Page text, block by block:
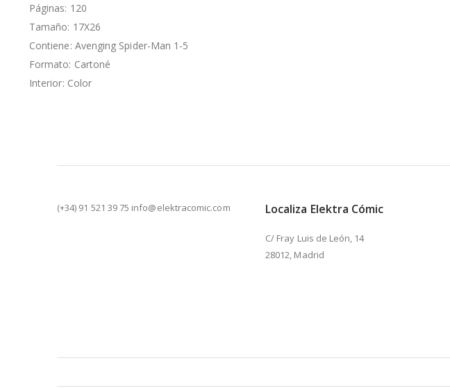
Páginas: 120
Tamaño: 17X26
Contiene: Avenging Spider-Man 1-5
Formato: Cartoné
Interior: Color
(+34) 91 521 39 75 info@elektracomic.com Localiza Elektra Cómic
C/ Fray Luis de León, 14
28012, Madrid